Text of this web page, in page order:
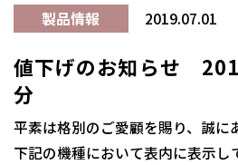
製品情報 2019.07.01
値下げのお知らせ
分
平素は格別のご愛顧を賜り、誠に
下記の機種において表内に表示し